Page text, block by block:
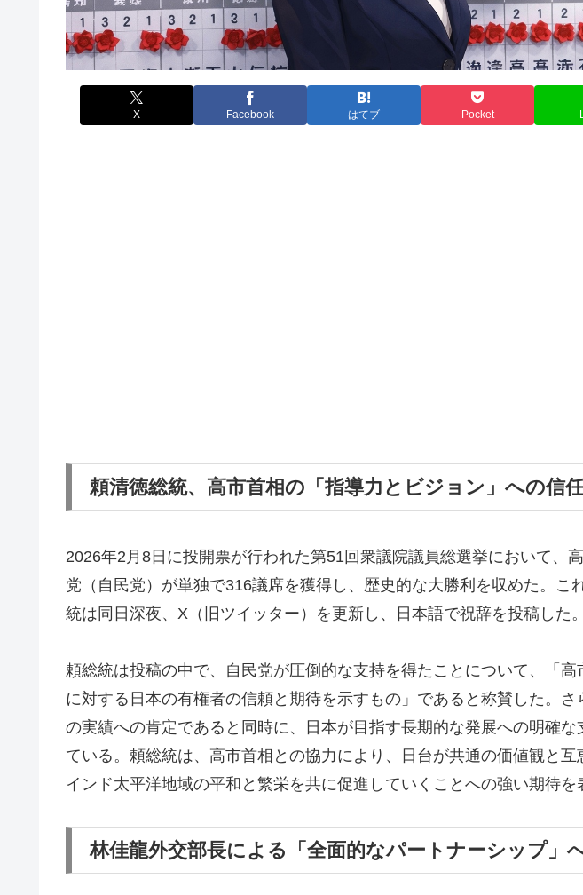
X Facebook はてブ Pocket
頼清徳総統、高市首相の「指導力とビジョン」への信
2026年2月8日に投開票が行われた第51回衆議院議員総選挙において、
党（自民党）が単独で316議席を獲得し、歴史的な大勝利を収めた。こ
統は同日深夜、X（旧ツイッター）を更新し、日本語で祝辞を投稿した。
頼総統は投稿の中で、自民党が圧倒的な支持を得たことについて、「
に対する日本の有権者の信頼と期待を示すもの」であると称賛した。
の実績への肯定であると同時に、日本が目指す長期的な発展への明確な
ている。頼総統は、高市首相との協力により、日台が共通の価値観と互
インド太平洋地域の平和と繁栄を共に促進していくことへの強い期待を
林佳龍外交部長による「全面的なパートナーシップ」